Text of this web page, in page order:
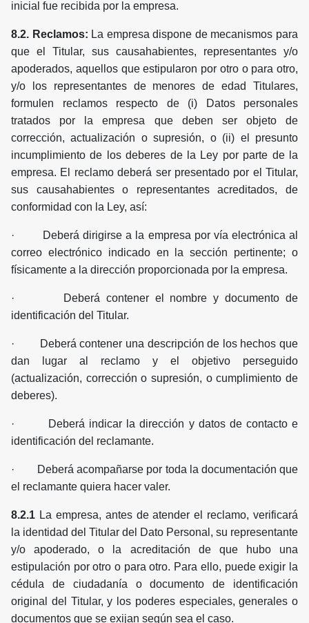
inicial fue recibida por la empresa.
8.2. Reclamos: La empresa dispone de mecanismos para
que el Titular, sus causahabientes, representantes y/o
apoderados, aquellos que estipularon por otro o para otro,
y/o los representantes de menores de edad Titulares,
formulen reclamos respecto de (i) Datos personales
tratados por la empresa que deben ser objeto de
corrección, actualización o supresión, o (ii) el presunto
incumplimiento de los deberes de la Ley por parte de la
empresa. El reclamo deberá ser presentado por el Titular,
sus causahabientes o representantes acreditados, de
conformidad con la Ley, así:
· Deberá dirigirse a la empresa por vía electrónica al
correo electrónico indicado en la sección pertinente; o
físicamente a la dirección proporcionada por la empresa.
· Deberá contener el nombre y documento de
identificación del Titular.
· Deberá contener una descripción de los hechos que
dan lugar al reclamo y el objetivo perseguido
(actualización, corrección o supresión, o cumplimiento de
deberes).
· Deberá indicar la dirección y datos de contacto e
identificación del reclamante.
· Deberá acompañarse por toda la documentación que
el reclamante quiera hacer valer.
8.2.1 La empresa, antes de atender el reclamo, verificará
la identidad del Titular del Dato Personal, su representante
y/o apoderado, o la acreditación de que hubo una
estipulación por otro o para otro. Para ello, puede exigir la
cédula de ciudadanía o documento de identificación
original del Titular, y los poderes especiales, generales o
documentos que se exijan según sea el caso.